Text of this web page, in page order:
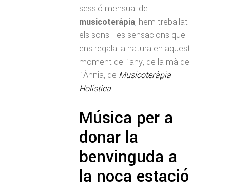
sessió mensual de
musicoteràpia, hem treballat
els sons i les sensacions que
ens regala la natura en aquest
moment de l’any, de la mà de
l’Ànnia, de Musicoteràpia
Holística.
Música per a
donar la
benvinguda a
la noca estació